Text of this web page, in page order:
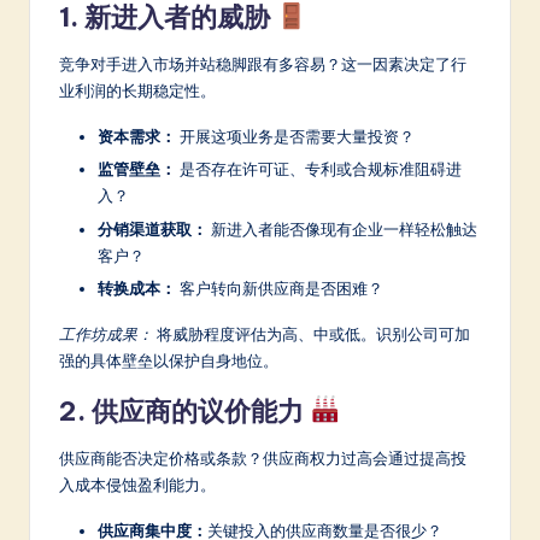
1. 新进入者的威胁
竞争对手进入市场并站稳脚跟有多容易？这一因素决定了行
业利润的长期稳定性。
资本需求： 开展这项业务是否需要大量投资？
监管壁垒： 是否存在许可证、专利或合规标准阻碍进
入？
分销渠道获取： 新进入者能否像现有企业一样轻松触达
客户？
转换成本： 客户转向新供应商是否困难？
工作坊成果： 将威胁程度评估为高、中或低。识别公司可加
强的具体壁垒以保护自身地位。
2. 供应商的议价能力
供应商能否决定价格或条款？供应商权力过高会通过提高投
入成本侵蚀盈利能力。
供应商集中度： 关键投入的供应商数量是否很少？